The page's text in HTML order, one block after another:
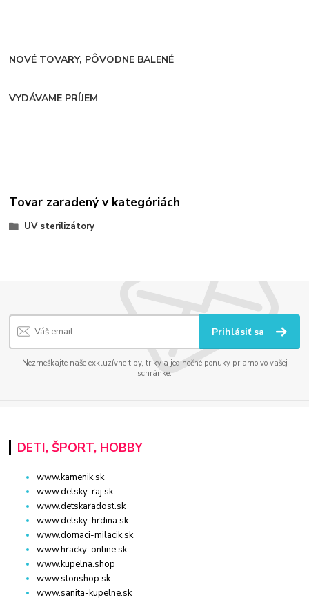
NOVÉ TOVARY, PÔVODNE BALENÉ
VYDÁVAME PRÍJEM
Tovar zaradený v kategóriách
UV sterilizátory
Prihlásiť sa
Nezmeškajte naše exkluzívne tipy, triky a jedinečné ponuky priamo vo vašej
schránke.
DETI, ŠPORT, HOBBY
www.kamenik.sk
www.detsky-raj.sk
www.detskaradost.sk
www.detsky-hrdina.sk
www.domaci-milacik.sk
www.hracky-online.sk
www.kupelna.shop
www.stonshop.sk
www.sanita-kupelne.sk